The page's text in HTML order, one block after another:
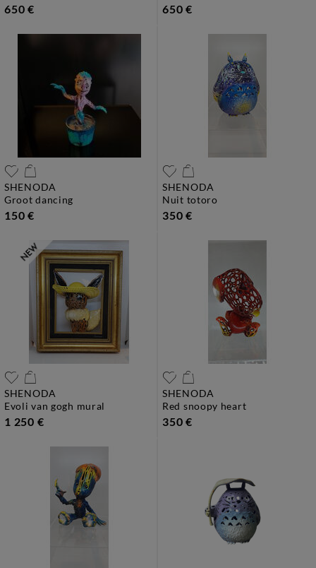
650 € 650 €
SHENODA
groot dancing
150 €
SHENODA
nuit totoro
350 €
SHENODA
evoli van gogh mural
1 250 €
SHENODA
red snoopy heart
350 €